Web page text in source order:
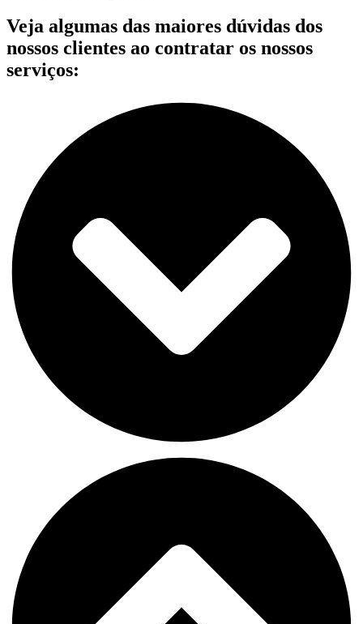
Veja algumas das maiores dúvidas dos
nossos clientes ao contratar os nossos
serviços: